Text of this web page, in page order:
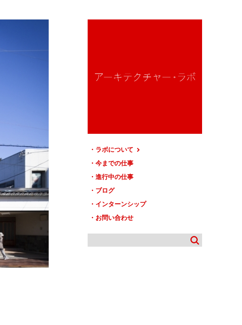
ラボについて
今までの仕事
進行中の仕事
ブログ
インターンシップ
お問い合わせ